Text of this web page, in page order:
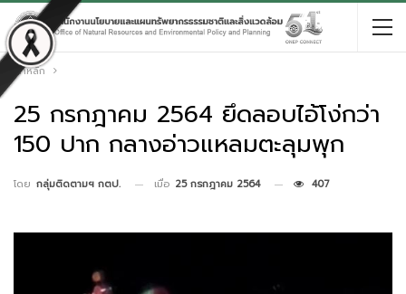
หน้าหลัก
25 กรกฎาคม 2564 ยึดลอบไอ้โง่กว่า
150 ปาก กลางอ่าวแหลมตะลุมพุก
โดย กลุ่มติดตามฯ กตป. เมื่อ 25 กรกฎาคม 2564 407